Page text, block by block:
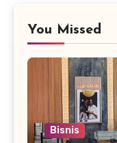
You Missed
Bisnis